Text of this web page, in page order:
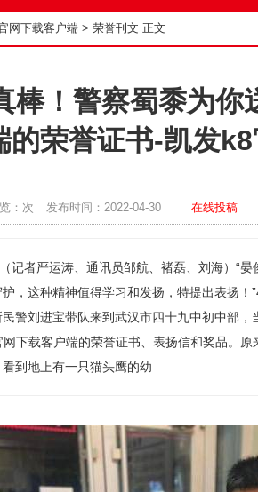
网下载客户端 > 荣誉刊文 正文
棒！警察蜀黍为你
的荣誉证书-凯发
：次 发布时间：2022-04-30 在线投稿
记者严运涛、通讯员邹航、褚磊、刘海）“
，这种精神值得学习和发扬，特提出表扬
警刘进宝带队来到武汉市四十九中初中部
下载客户端的荣誉证书、表扬信和奖品。
到地上有一只猫头鹰的幼